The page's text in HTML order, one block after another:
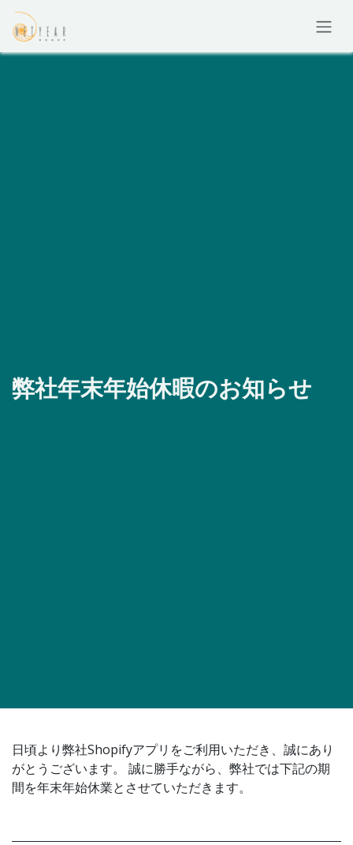
コンテンツへスキップ
弊社年末年始休暇のお知らせ
日頃より弊社Shopifyアプリをご利用いただき、誠にあり
がとうございます。 誠に勝手ながら、弊社では下記の期
間を年末年始休業とさせていただきます。